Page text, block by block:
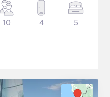
10 4 5